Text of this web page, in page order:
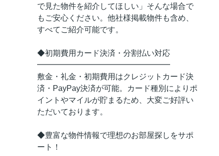
で見た物件を紹介してほしい」そんな場合で
もご安心ください。他社様掲載物件も含め、
すべてご紹介可能です。
◆初期費用カード決済・分割払い対応
━━━━━━━━━━━━━━━━━
敷金・礼金・初期費用はクレジットカード決
済・PayPay決済が可能。カード種別によりポ
イントやマイルが貯まるため、大変ご好評い
ただいております。
◆豊富な物件情報で理想のお部屋探しをサポ
ート！